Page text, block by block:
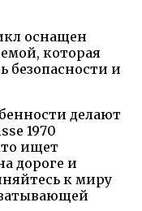
оснащен
которая
безопасности и
делают
1970
ищет
дороге и
к миру